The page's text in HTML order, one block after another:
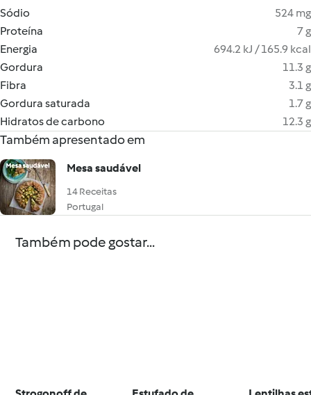
Sódio
524 mg
Proteína
7 g
Energia
694.2 kJ / 165.9 kcal
Gordura
11.3 g
Fibra
3.1 g
Gordura saturada
1.7 g
Hidratos de carbono
12.3 g
Também apresentado em
Mesa saudável
14 Receitas
Portugal
Também pode gostar...